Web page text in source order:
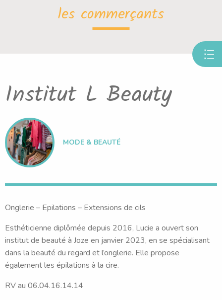
les commerçants
Institut L Beauty
MODE & BEAUTÉ
Onglerie – Epilations – Extensions de cils
Esthéticienne diplômée depuis 2016, Lucie a ouvert son
institut de beauté à Joze en janvier 2023, en se spécialisant
dans la beauté du regard et l’onglerie. Elle propose
également les épilations à la cire.
RV au 06.04.16.14.14